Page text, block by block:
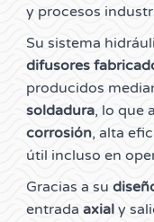
y procesos
Su sistema
difusores
producidos
soldadura, lo que
corrosión, alta
útil incluso en
Gracias a su
entrada axial y